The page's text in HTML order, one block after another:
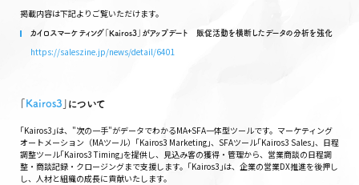
掲載内容は下記よりご覧いただけます。
カイロスマーケティング「Kairos3」がアップデート 販促活動を横断したデータの分析を強化
https://saleszine.jp/news/detail/6401
Kairos3 ｣について
｢Kairos3｣は、"次の一手"がデータでわかるMA+SFA一体型ツールです。マーケティング
オートメーション（MAツール）｢Kairos3 Marketing｣、SFAツール｢Kairos3 Sales｣、日程
調整ツール｢Kairos3 Timing｣を提供し、見込み客の獲得・管理から、営業商談の日程調
整・商談記録・クロージングまで支援します。｢Kairos3｣は、企業の営業DX推進を後押し
し、人材と組織の成長に貢献いたします。